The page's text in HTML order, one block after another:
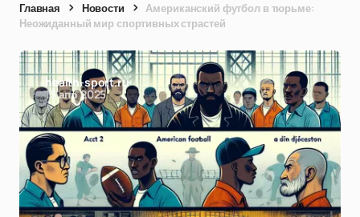
Главная Новости
Американский футбол в тюрьме:
Неожиданный мир спортивных страстей
health-sport.ru
15 апр 2025